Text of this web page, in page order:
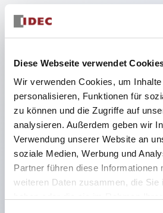
Diese Webseite verwendet
Wir verwenden Cookies, um
personalisieren, Funktionen für
zu können und die Zugriffe auf
analysieren. Außerdem geben wir
Verwendung unserer Website an
soziale Medien, Werbung und
Partner führen diese Informationen
weiteren Daten zusammen, die Sie
Geeignet für ein breites
von der Konsumelektronik bis
Schutzarten IP40 und IP65
(IEC 60529)
UL- und CSA-zertifiziert.
Normen. CCC-zertifiziert
Mit speziellem Zubehör leicht
Silhouette umstellbar